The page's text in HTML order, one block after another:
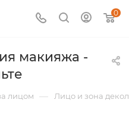
0
макияжа -
лицом — Лицо и зона